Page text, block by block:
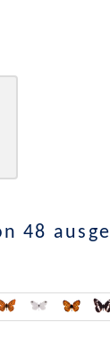
48